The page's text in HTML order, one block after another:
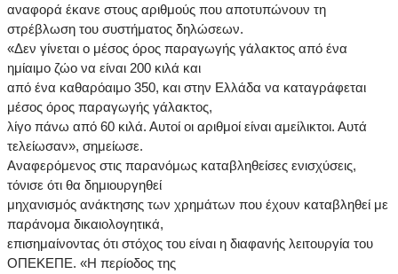
αναφορά έκανε στους αριθμούς που αποτυπώνουν τη
στρέβλωση του συστήματος δηλώσεων.
«Δεν γίνεται ο μέσος όρος παραγωγής γάλακτος από ένα
ημίαιμο ζώο να είναι 200 κιλά και
από ένα καθαρόαιμο 350, και στην Ελλάδα να καταγράφεται
μέσος όρος παραγωγής γάλακτος,
λίγο πάνω από 60 κιλά. Αυτοί οι αριθμοί είναι αμείλικτοι. Αυτά
τελείωσαν», σημείωσε.
Αναφερόμενος στις παρανόμως καταβληθείσες ενισχύσεις,
τόνισε ότι θα δημιουργηθεί
μηχανισμός ανάκτησης των χρημάτων που έχουν καταβληθεί με
παράνομα δικαιολογητικά,
επισημαίνοντας ότι στόχος του είναι η διαφανής λειτουργία του
ΟΠΕΚΕΠΕ. «Η περίοδος της